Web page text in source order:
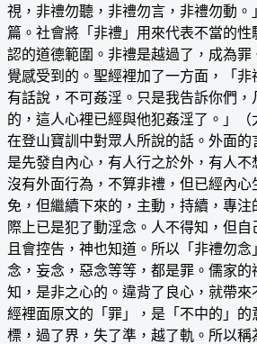
視，非禮勿聽，非禮勿言，非禮勿動。
篇。社會將「非禮」用來代表不當的
認的道德範圍。非禮是越過了，成為罪
覺感受到的。聖經裡加了一方面，「
有話說，不可姦淫。只是我告訴你們，
的，這人心裡已經與他犯姦淫了。」（
在登山寶訓中對眾人所說的話。外面
是先發自內心，有人行之於外，有人不
沒有外面行為，不算非禮，但已經內心
免，但繼續下來的，主動，持續，專
際上已是犯了動淫念。人不得知，但
且會控告，神也知道。所以「非禮勿
念，妄念，惡念等等，都是罪。儒家的
知，是非之心的。違背了良心，就帶來
經裡面原文的「罪」，是「不中的」的
標，過了界，失了準，越了軌。所以稱